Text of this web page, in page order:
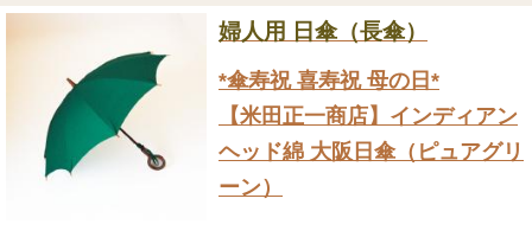
婦人用 日傘（長傘）
*傘寿祝 喜寿祝 母の日*
【米田正一商店】インディアン
ヘッド綿 大阪日傘（ピュアグリ
ーン）